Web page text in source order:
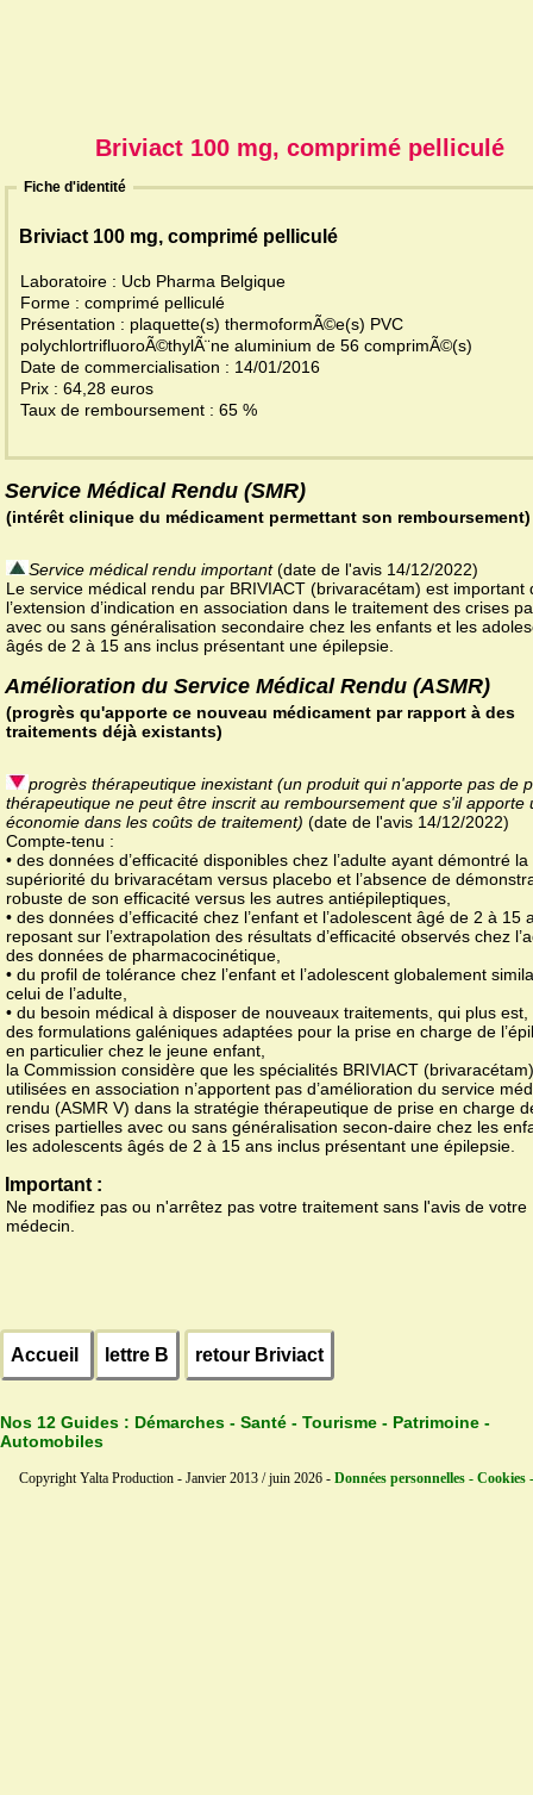
Briviact 100 mg, comprimé pelliculé
Fiche d'identité
Briviact 100 mg, comprimé pelliculé
Laboratoire : Ucb Pharma Belgique
Forme : comprimé pelliculé
Présentation : plaquette(s) thermoformÃ©e(s) PVC
polychlortrifluoroÃ©thylÃ¨ne aluminium de 56 comprimÃ©(s)
Date de commercialisation : 14/01/2016
Prix : 64,28 euros
Taux de remboursement : 65 %
Service Médical Rendu (SMR)
(intérêt clinique du médicament permettant son remboursement)
Service médical rendu important(date de l'avis 14/12/2022)
Le service médical rendu par BRIVIACT (brivaracétam) est important
l’extension d’indication en association dans le traitement des crises
avec ou sans généralisation secondaire chez les enfants et les
âgés de 2 à 15 ans inclus présentant une épilepsie.
Amélioration du Service Médical Rendu (ASMR)
(progrès qu'apporte ce nouveau médicament par rapport à des
traitements déjà existants)
progrès thérapeutique inexistant (un produit qui n'apporte pas de
thérapeutique ne peut être inscrit au remboursement que s'il apporte
économie dans les coûts de traitement) (date de l'avis 14/12/2022)
Compte-tenu :
• des données d’efficacité disponibles chez l’adulte ayant démontré la
supériorité du brivaracétam versus placebo et l’absence de
robuste de son efficacité versus les autres antiépileptiques,
• des données d’efficacité chez l’enfant et l’adolescent âgé de 2 à 15
reposant sur l’extrapolation des résultats d’efficacité observés chez
des données de pharmacocinétique,
• du profil de tolérance chez l’enfant et l’adolescent globalement
celui de l’adulte,
• du besoin médical à disposer de nouveaux traitements, qui plus est,
des formulations galéniques adaptées pour la prise en charge de
en particulier chez le jeune enfant,
la Commission considère que les spécialités BRIVIACT (brivaracétam)
utilisées en association n’apportent pas d’amélioration du service
rendu (ASMR V) dans la stratégie thérapeutique de prise en charge
crises partielles avec ou sans généralisation secon-daire chez les
les adolescents âgés de 2 à 15 ans inclus présentant une épilepsie.
Important :
Ne modifiez pas ou n'arrêtez pas votre traitement sans l'avis de votre
médecin.
Accueil lettre B retour Briviact
Nos 12 Guides : Démarches - Santé - Tourisme - Patrimoine -
Automobiles
Copyright Yalta Production - Janvier 2013 / juin 2026 - Données personnelles - Cookies